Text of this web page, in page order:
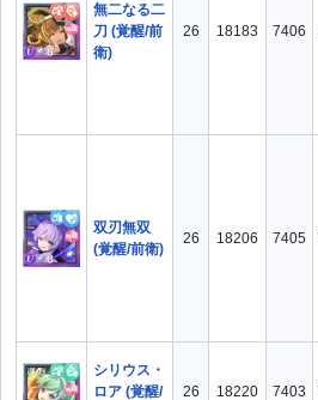
無二なる二
刀 (覚醒/前
衛)
26 18183 7406
双刃無双
(覚醒/前衛)
26 18206 7405
シリウス・
ロア (覚醒/
26 18220 7403